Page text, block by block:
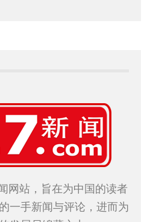
网站，旨在为中国的读者
一手新闻与评论，进而为